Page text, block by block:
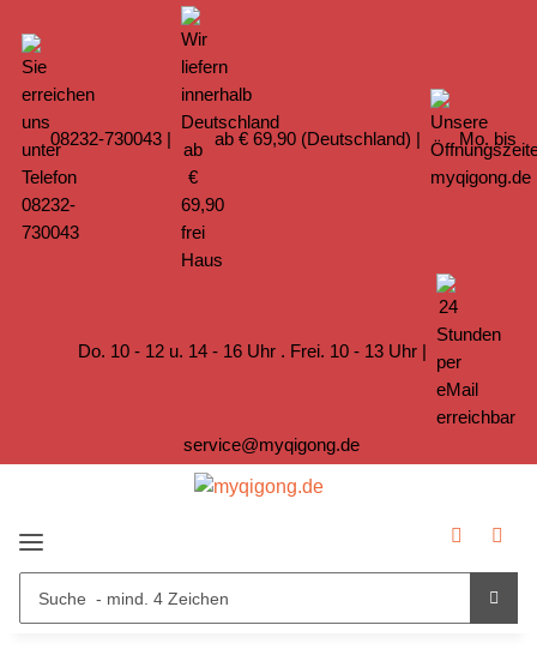
08232-730043| ab € 69,90 (Deutschland) | Mo. bis
Do. 10 - 12 u. 14 - 16 Uhr . Frei. 10 - 13 Uhr |
service@myqigong.de